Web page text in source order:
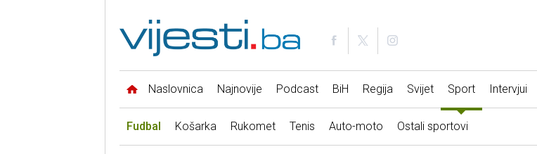
Naslovnica Najnovije Podcast BiH Regija Svijet Sport Intervjui
Fudbal Košarka Rukomet Tenis Auto-moto Ostali sportovi